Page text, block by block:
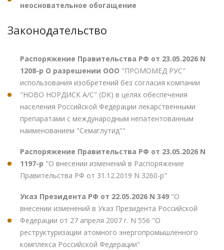
неосновательное обогащение
Законодательство
Распоряжение Правительства РФ от 23.05.2026 N
1208-р О разрешении ООО "ПРОМОМЕД РУС"
использования изобретений без согласия компании
"НОВО НОРДИСК А/С" (DK) в целях обеспечения
населения Российской Федерации лекарственными
препаратами с международным непатентованным
наименованием "Семаглутид""
Распоряжение Правительства РФ от 23.05.2026 N
1197-р "О внесении изменений в Распоряжение
Правительства РФ от 31.12.2019 N 3260-р"
Указ Президента РФ от 22.05.2026 N 349 "О
внесении изменений в Указ Президента Российской
Федерации от 27 апреля 2007 г. N 556 "О
реструктуризации атомного энергопромышленного
комплекса Российской Федерации"